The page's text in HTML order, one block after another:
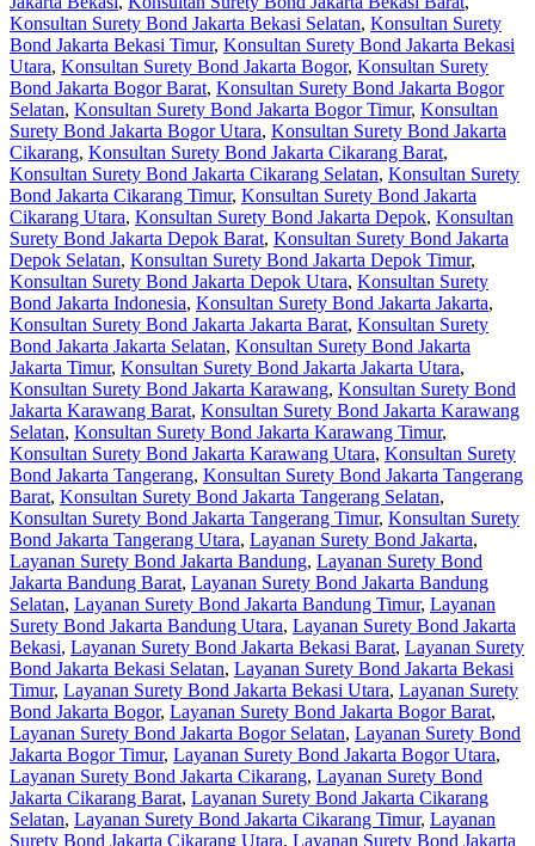
Konsultan Surety Bond Jakarta Bekasi Selatan, Konsultan Surety
Bond Jakarta Bekasi Timur, Konsultan Surety Bond Jakarta Bekasi
Utara, Konsultan Surety Bond Jakarta Bogor, Konsultan Surety
Bond Jakarta Bogor Barat, Konsultan Surety Bond Jakarta Bogor
Selatan, Konsultan Surety Bond Jakarta Bogor Timur, Konsultan
Surety Bond Jakarta Bogor Utara, Konsultan Surety Bond Jakarta
Cikarang, Konsultan Surety Bond Jakarta Cikarang Barat,
Konsultan Surety Bond Jakarta Cikarang Selatan, Konsultan Surety
Bond Jakarta Cikarang Timur, Konsultan Surety Bond Jakarta
Cikarang Utara, Konsultan Surety Bond Jakarta Depok, Konsultan
Surety Bond Jakarta Depok Barat, Konsultan Surety Bond Jakarta
Depok Selatan, Konsultan Surety Bond Jakarta Depok Timur,
Konsultan Surety Bond Jakarta Depok Utara, Konsultan Surety
Bond Jakarta Indonesia, Konsultan Surety Bond Jakarta Jakarta,
Konsultan Surety Bond Jakarta Jakarta Barat, Konsultan Surety
Bond Jakarta Jakarta Selatan, Konsultan Surety Bond Jakarta
Jakarta Timur, Konsultan Surety Bond Jakarta Jakarta Utara,
Konsultan Surety Bond Jakarta Karawang, Konsultan Surety Bond
Jakarta Karawang Barat, Konsultan Surety Bond Jakarta Karawang
Selatan, Konsultan Surety Bond Jakarta Karawang Timur,
Konsultan Surety Bond Jakarta Karawang Utara, Konsultan Surety
Bond Jakarta Tangerang, Konsultan Surety Bond Jakarta Tangerang
Barat, Konsultan Surety Bond Jakarta Tangerang Selatan,
Konsultan Surety Bond Jakarta Tangerang Timur, Konsultan Surety
Bond Jakarta Tangerang Utara, Layanan Surety Bond Jakarta,
Layanan Surety Bond Jakarta Bandung, Layanan Surety Bond
Jakarta Bandung Barat, Layanan Surety Bond Jakarta Bandung
Selatan, Layanan Surety Bond Jakarta Bandung Timur, Layanan
Surety Bond Jakarta Bandung Utara, Layanan Surety Bond Jakarta
Bekasi, Layanan Surety Bond Jakarta Bekasi Barat, Layanan Surety
Bond Jakarta Bekasi Selatan, Layanan Surety Bond Jakarta Bekasi
Timur, Layanan Surety Bond Jakarta Bekasi Utara, Layanan Surety
Bond Jakarta Bogor, Layanan Surety Bond Jakarta Bogor Barat,
Layanan Surety Bond Jakarta Bogor Selatan, Layanan Surety Bond
Jakarta Bogor Timur, Layanan Surety Bond Jakarta Bogor Utara,
Layanan Surety Bond Jakarta Cikarang, Layanan Surety Bond
Jakarta Cikarang Barat, Layanan Surety Bond Jakarta Cikarang
Selatan, Layanan Surety Bond Jakarta Cikarang Timur, Layanan
Surety Bond Jakarta Cikarang Utara, Layanan Surety Bond Jakarta